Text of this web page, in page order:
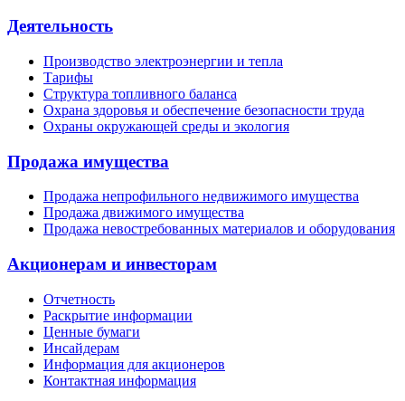
Деятельность
Производство электроэнергии и тепла
Тарифы
Структура топливного баланса
Охрана здоровья и обеспечение безопасности труда
Охраны окружающей среды и экология
Продажа имущества
Продажа непрофильного недвижимого имущества
Продажа движимого имущества
Продажа невостребованных материалов и оборудования
Акционерам и инвесторам
Отчетность
Раскрытие информации
Ценные бумаги
Инсайдерам
Информация для акционеров
Контактная информация